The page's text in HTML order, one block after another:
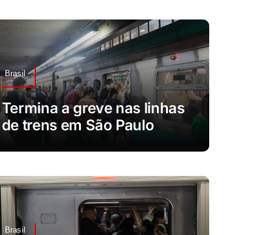
Brasil
Termina a greve nas linhas
de trens em São Paulo
Brasil